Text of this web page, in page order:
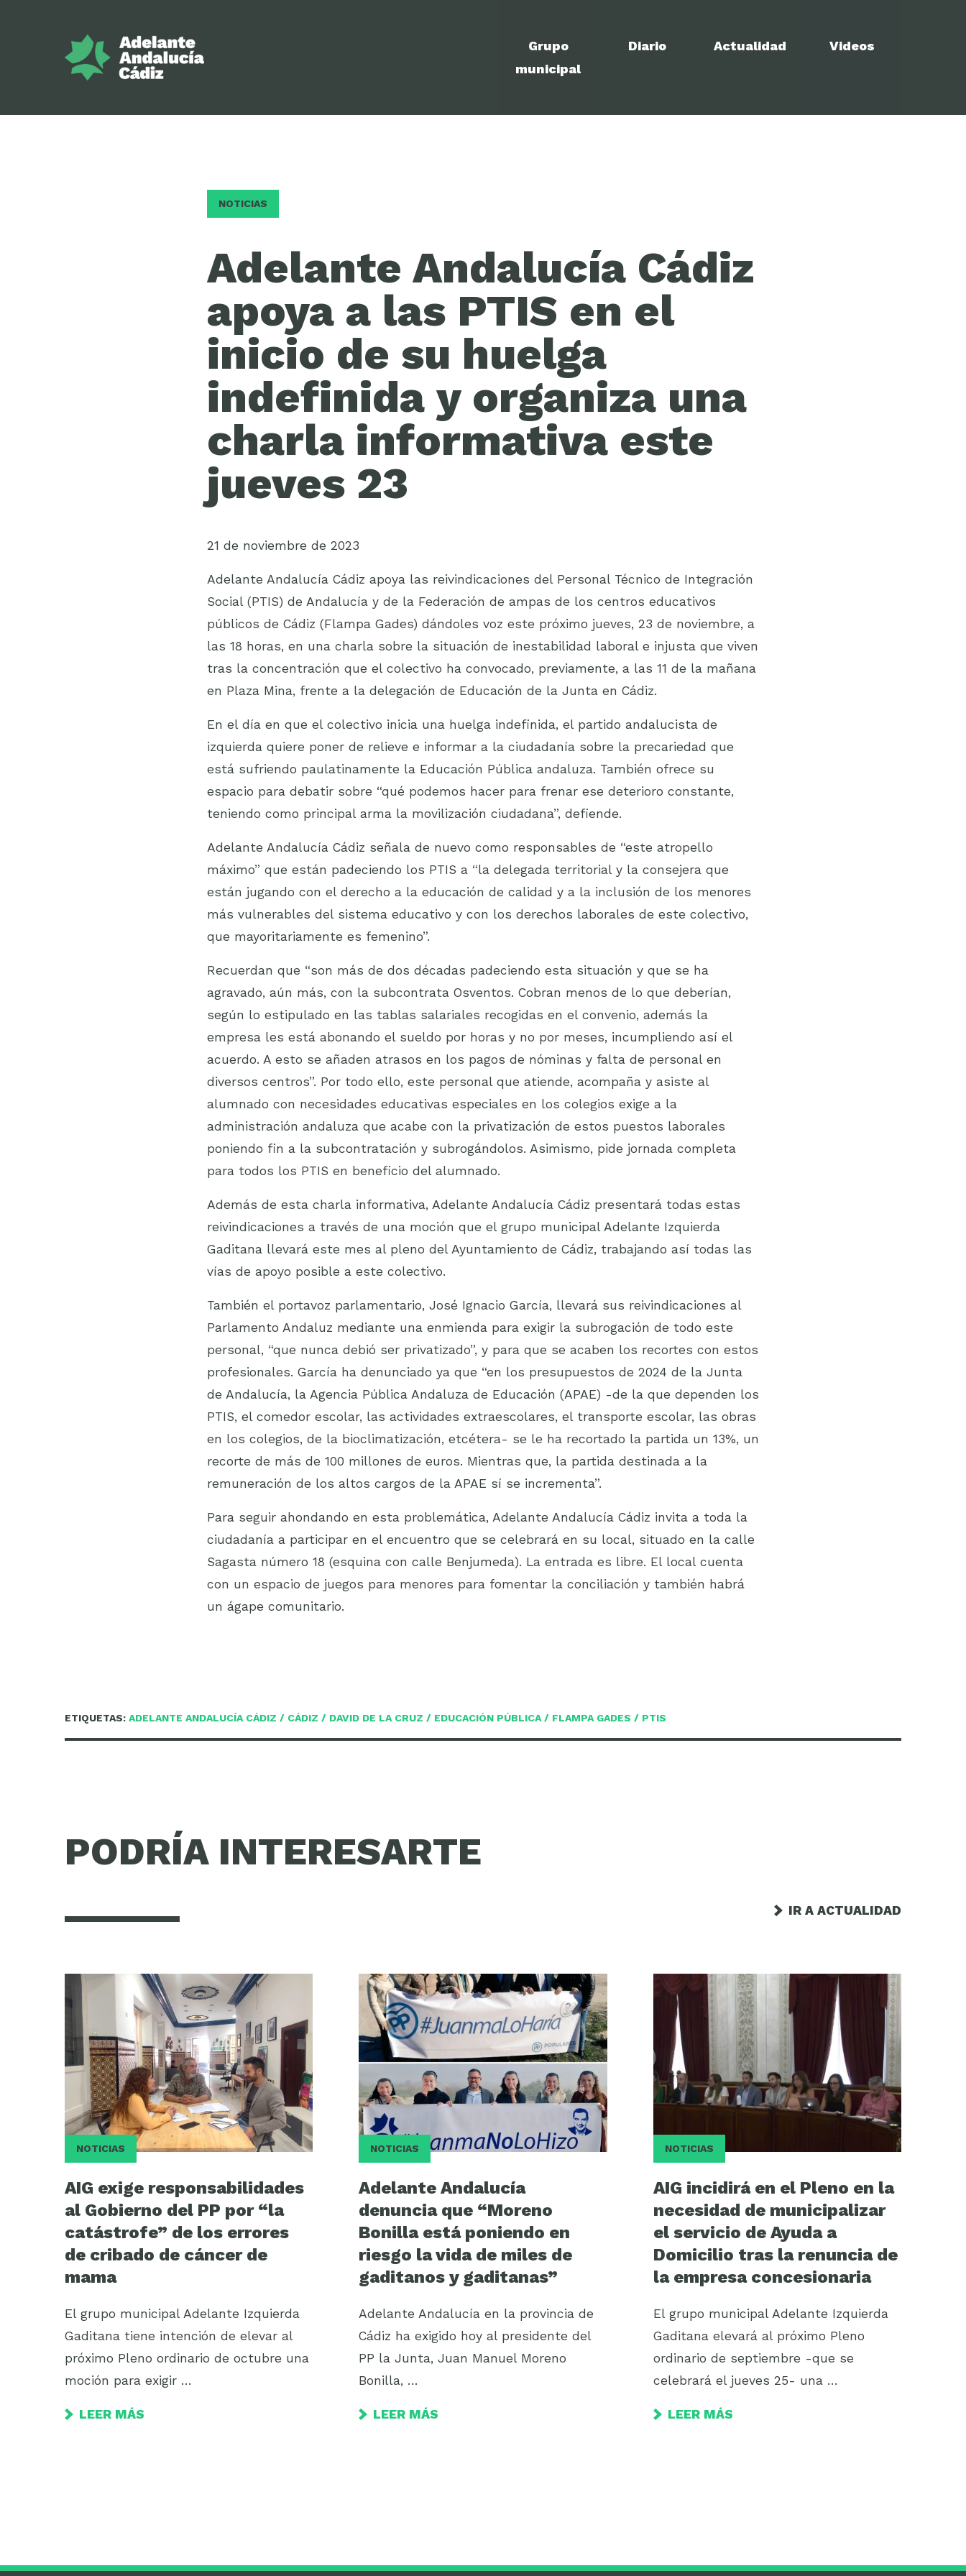
Grupo
municipal
Diario Actualidad Videos
NOTICIAS
Adelante Andalucía Cádiz
apoya a las PTIS en el
inicio de su huelga
indefinida y organiza una
charla informativa este
jueves 23
21 de noviembre de 2023
Adelante Andalucía Cádiz apoya las reivindicaciones del Personal Técnico de Integración
Social (PTIS) de Andalucía y de la Federación de ampas de los centros educativos
públicos de Cádiz (Flampa Gades) dándoles voz este próximo jueves, 23 de noviembre, a
las 18 horas, en una charla sobre la situación de inestabilidad laboral e injusta que viven
tras la concentración que el colectivo ha convocado, previamente, a las 11 de la mañana
en Plaza Mina, frente a la delegación de Educación de la Junta en Cádiz.
En el día en que el colectivo inicia una huelga indefinida, el partido andalucista de
izquierda quiere poner de relieve e informar a la ciudadanía sobre la precariedad que
está sufriendo paulatinamente la Educación Pública andaluza. También ofrece su
espacio para debatir sobre “qué podemos hacer para frenar ese deterioro constante,
teniendo como principal arma la movilización ciudadana”, defiende.
Adelante Andalucía Cádiz señala de nuevo como responsables de “este atropello
máximo” que están padeciendo los PTIS a “la delegada territorial y la consejera que
están jugando con el derecho a la educación de calidad y a la inclusión de los menores
más vulnerables del sistema educativo y con los derechos laborales de este colectivo,
que mayoritariamente es femenino”.
Recuerdan que “son más de dos décadas padeciendo esta situación y que se ha
agravado, aún más, con la subcontrata Osventos. Cobran menos de lo que deberían,
según lo estipulado en las tablas salariales recogidas en el convenio, además la
empresa les está abonando el sueldo por horas y no por meses, incumpliendo así el
acuerdo. A esto se añaden atrasos en los pagos de nóminas y falta de personal en
diversos centros”. Por todo ello, este personal que atiende, acompaña y asiste al
alumnado con necesidades educativas especiales en los colegios exige a la
administración andaluza que acabe con la privatización de estos puestos laborales
poniendo fin a la subcontratación y subrogándolos. Asimismo, pide jornada completa
para todos los PTIS en beneficio del alumnado.
Además de esta charla informativa, Adelante Andalucía Cádiz presentará todas estas
reivindicaciones a través de una moción que el grupo municipal Adelante Izquierda
Gaditana llevará este mes al pleno del Ayuntamiento de Cádiz, trabajando así todas las
vías de apoyo posible a este colectivo.
También el portavoz parlamentario, José Ignacio García, llevará sus reivindicaciones al
Parlamento Andaluz mediante una enmienda para exigir la subrogación de todo este
personal, “que nunca debió ser privatizado”, y para que se acaben los recortes con estos
profesionales. García ha denunciado ya que “en los presupuestos de 2024 de la Junta
de Andalucía, la Agencia Pública Andaluza de Educación (APAE) -de la que dependen los
PTIS, el comedor escolar, las actividades extraescolares, el transporte escolar, las obras
en los colegios, de la bioclimatización, etcétera- se le ha recortado la partida un 13%, un
recorte de más de 100 millones de euros. Mientras que, la partida destinada a la
remuneración de los altos cargos de la APAE sí se incrementa”.
Para seguir ahondando en esta problemática, Adelante Andalucía Cádiz invita a toda la
ciudadanía a participar en el encuentro que se celebrará en su local, situado en la calle
Sagasta número 18 (esquina con calle Benjumeda). La entrada es libre. El local cuenta
con un espacio de juegos para menores para fomentar la conciliación y también habrá
un ágape comunitario.
ETIQUETAS: ADELANTE ANDALUCÍA CÁDIZ / CÁDIZ / DAVID DE LA CRUZ / EDUCACIÓN PÚBLICA / FLAMPA GADES / PTIS
PODRÍA INTERESARTE
IR A ACTUALIDAD
NOTICIAS
AIG exige responsabilidades
al Gobierno del PP por “la
catástrofe” de los errores
de cribado de cáncer de
mama
El grupo municipal Adelante Izquierda
Gaditana tiene intención de elevar al
próximo Pleno ordinario de octubre una
moción para exigir …
LEER MÁS
NOTICIAS
Adelante Andalucía
denuncia que “Moreno
Bonilla está poniendo en
riesgo la vida de miles de
gaditanos y gaditanas”
Adelante Andalucía en la provincia de
Cádiz ha exigido hoy al presidente del
PP la Junta, Juan Manuel Moreno
Bonilla, …
LEER MÁS
NOTICIAS
AIG incidirá en el Pleno en la
necesidad de municipalizar
el servicio de Ayuda a
Domicilio tras la renuncia de
la empresa concesionaria
El grupo municipal Adelante Izquierda
Gaditana elevará al próximo Pleno
ordinario de septiembre -que se
celebrará el jueves 25- una …
LEER MÁS